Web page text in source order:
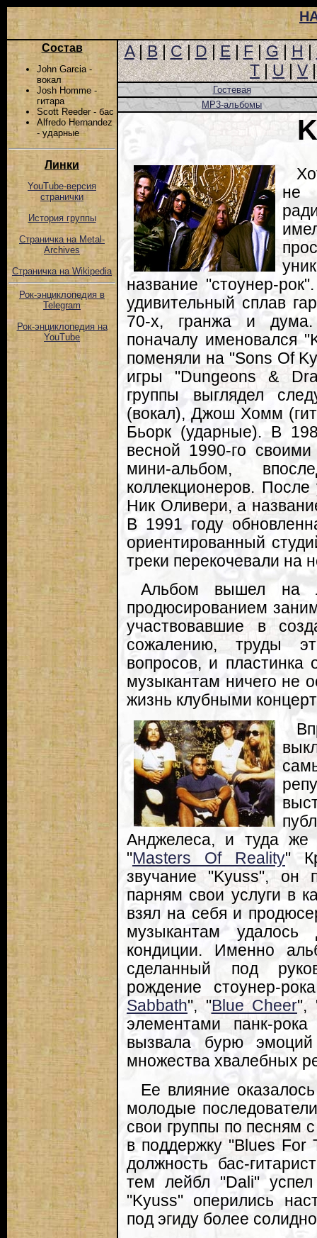
Состав
John Garcia -
вокал
Josh Homme -
гитара
Scott Reeder - бас
Alfredo Hernandez
- ударные
Линки
YouTube-версия
странички
История группы
Страничка на Metal-
Archives
Страничка на Wikipedia
Рок-энциклопедия в
Telegram
Рок-энциклопедия на
YouTube
A|B|C|D|E|F|G|H|
T|U|V
Гостевая
MP3-альбомы
не
название "стоунер-
удивительный сплав
70-х, гранжа и
поначалу именовался
поменяли на "Sons Of
игры "Dungeons &
группы выглядел
(вокал), Джош Хомм
Бьорк (ударные). В
весной 1990-го
мини-альбом,
коллекционеров.
Ник Оливери, а
В 1991 году
ориентированный
треки перекочевали на
Альбом вышел на
продюсированием
участвовавшие в
сожалению, труды
вопросов, и пластинка
музыкантам ничего не
жизнь клубными
Анджелеса, и туда же
"Masters Of Reality"
звучание "Kyuss", он
парням свои услуги в
взял на себя и
музыкантам
кондиции. Именно
сделанный под
рождение стоунер-
Sabbath", "Blue Cheer",
элементами панк-
вызвала бурю
множества хвалебных
Ее влияние
молодые
свои группы по песням
в поддержку "Blues
должность бас-
тем лейбл "Dali"
"Kyuss" оперились
под эгиду более